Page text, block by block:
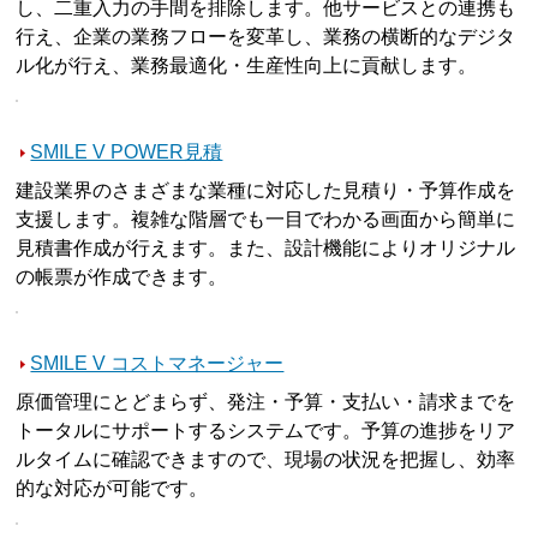
し、二重入力の手間を排除します。他サービスとの連携も
行え、企業の業務フローを変革し、業務の横断的なデジタ
ル化が行え、業務最適化・生産性向上に貢献します。
SMILE V POWER見積
建設業界のさまざまな業種に対応した見積り・予算作成を
支援します。複雑な階層でも一目でわかる画面から簡単に
見積書作成が行えます。また、設計機能によりオリジナル
の帳票が作成できます。
SMILE V コストマネージャー
原価管理にとどまらず、発注・予算・支払い・請求までを
トータルにサポートするシステムです。予算の進捗をリア
ルタイムに確認できますので、現場の状況を把握し、効率
的な対応が可能です。